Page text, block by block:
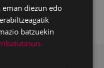
24 eta
diezun edo
batzuekin